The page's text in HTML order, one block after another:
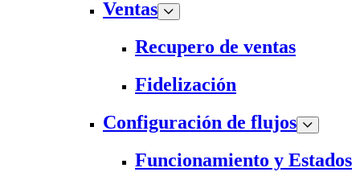
Ventas
Recupero de ventas
Fidelización
Configuración de flujos
Funcionamiento y Estados